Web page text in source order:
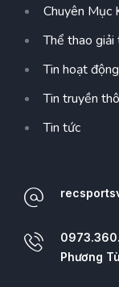
Chuyên Mục
Thể thao giải
Tin hoạt động
Tin truyền
Tin tức
Phương